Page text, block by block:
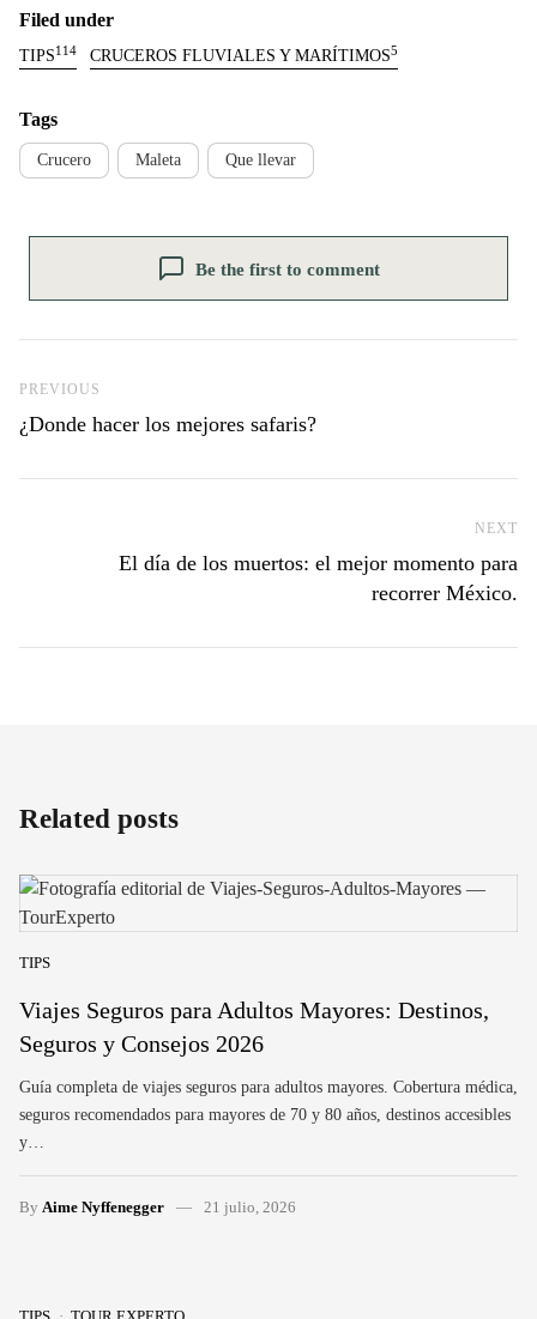
Filed under
TIPS114 CRUCEROS FLUVIALES Y MARÍTIMOS5
Tags
Crucero Maleta Que llevar
Be the first to comment
Previous Post
PREVIOUS
¿Donde hacer los mejores safaris?
NEXT
El día de los muertos: el mejor momento para
recorrer México.
Related posts
TIPS
Viajes Seguros para Adultos Mayores: Destinos,
Seguros y Consejos 2026
Guía completa de viajes seguros para adultos mayores. Cobertura médica,
seguros recomendados para mayores de 70 y 80 años, destinos accesibles
y…
By Aime Nyffenegger 21 julio, 2026